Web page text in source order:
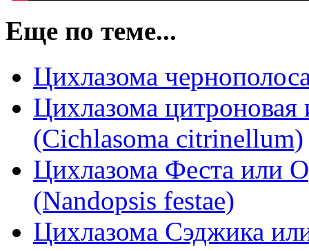
Еще по теме...
Цихлазома
Цихлазома
(Cichlasoma citrinellum)
Цихлазома Феста или
(Nandopsis festae)
Цихлазома Сэджика